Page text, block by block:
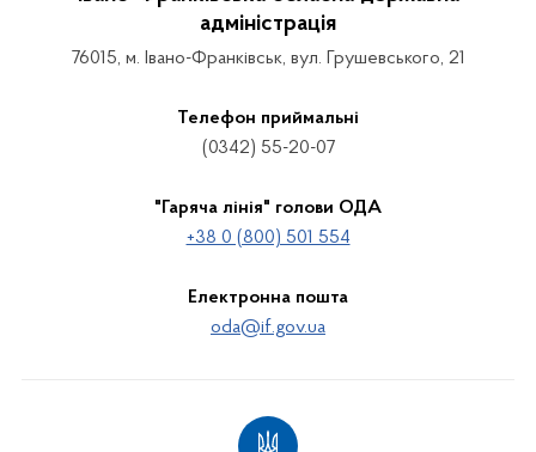
адміністрація
76015, м. Івано-Франківськ, вул. Грушевського, 21
Телефон приймальні
(0342) 55-20-07
"Гаряча лінія" голови ОДА
+38 0 (800) 501 554
Електронна пошта
oda@if.gov.ua